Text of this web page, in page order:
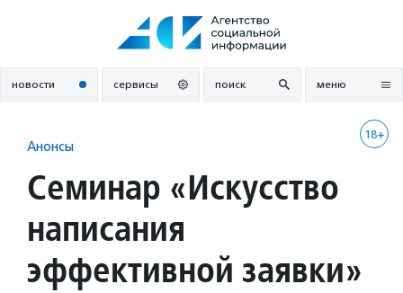
новости сервисы поиск меню
18+
Анонсы
Семинар «Искусство
написания
эффективной заявки»